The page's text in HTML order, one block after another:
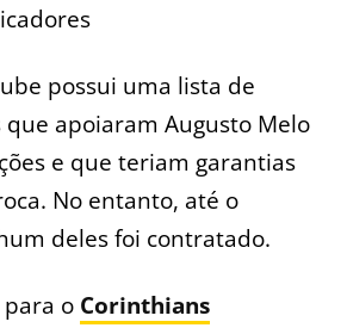
possui uma lista de
apoiaram Augusto Melo
e que teriam garantias
No entanto, até o
deles foi contratado.
para o Corinthians